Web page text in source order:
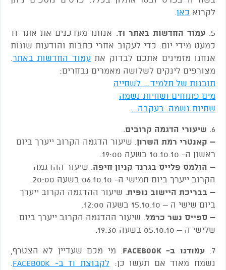
לקרוא כאן.
5. עמוד החדשות באתר TI
. אנחנו מעדכנים את אתר TI
כמעט מידי יום. כדי לעקוב אחרי כתבות והודעות שונות
אנחנו מזמינים אתכם לבדוק את עמוד החדשות באתר.
מצורפים לינקים לשלושה מאמרים נבחרים:
תובנות של תלמיד… לשחייה
מים פתוחים ושחיות נשמה
שחיות נשמה. בעקבה…
6. שיעורי הדגמה קרובים.
– קאנטרי רמת השרון. שיעור הדגמה הקרוב ייערך ביום
ראשון ה- 10.10.10 בשעה 19:00.
– הולמס פלייס בגרנד קניון חיפה. שיעור ההדגמה
הקרוב ייערך ביום חמישי ה- 06.10.10 בשעה 20:00.
– בבריכת היישוב נופית. שיעור ההדגמה הקרוב ייערך
ביום שישי ה – 15.10.10 בשעה 12:00.
– ספייס נשר כרמל. שיעור ההדגמה הקרוב ייערך ביום
שלישי ה – 05.10.10 בשעה 19:30.
7. עמודנו ב- Facebook
. מי מכם שעדיין לא הצטרף,
נשמח מאוד אם תעשו כן: לקבוצת TI ב- Facebook
.